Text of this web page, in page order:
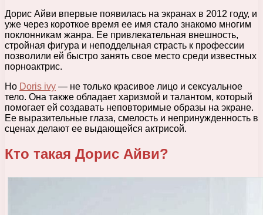
Дорис Айви впервые появилась на экранах в 2012 году, и
уже через короткое время ее имя стало знакомо многим
поклонникам жанра. Ее привлекательная внешность,
стройная фигура и неподдельная страсть к профессии
позволили ей быстро занять свое место среди известных
порноактрис.
Но Doris ivy — не только красивое лицо и сексуальное
тело. Она также обладает харизмой и талантом, который
помогает ей создавать неповторимые образы на экране.
Ее выразительные глаза, смелость и непринужденность в
сценах делают ее выдающейся актрисой.
Кто такая Дорис Айви?